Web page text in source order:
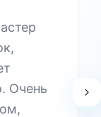
Очень